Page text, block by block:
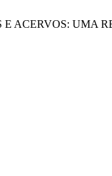
E ACERVOS: UMA